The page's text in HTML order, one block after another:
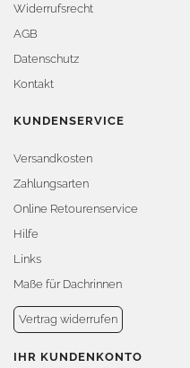
Widerrufsrecht
AGB
Datenschutz
Kontakt
KUNDENSERVICE
Versandkosten
Zahlungsarten
Online Retourenservice
Hilfe
Links
Maße für Dachrinnen
Vertrag widerrufen
IHR KUNDENKONTO